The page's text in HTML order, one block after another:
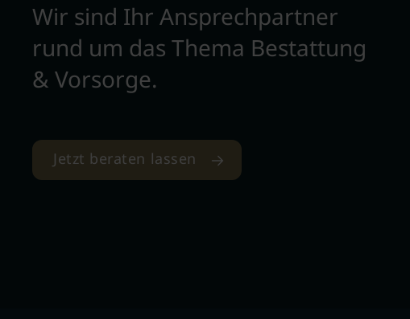
Wir sind Ihr Ansprechpartner
rund um das Thema Bestattung
& Vorsorge.
Jetzt beraten lassen